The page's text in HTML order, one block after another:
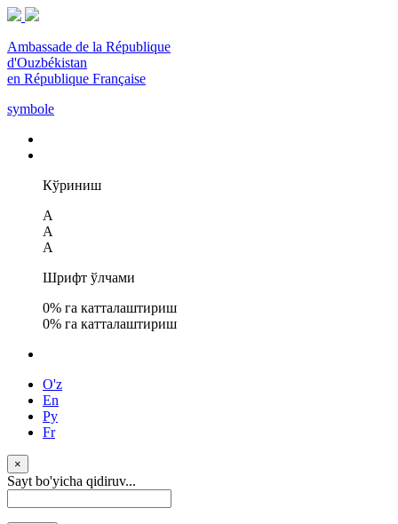
Ambassade de la République
d'Ouzbékistan
en République Française
symbole
Кўриниш
A
A
A
Шрифт ўлчами
0% га катталаштириш
0% га катталаштириш
O'z
En
Ру
Fr
×
Sayt bo'yicha qidiruv...